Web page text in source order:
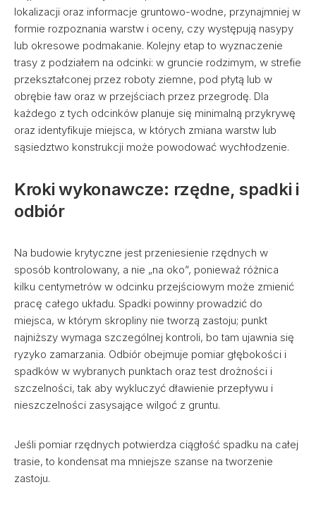
lokalizacji oraz informacje gruntowo-wodne, przynajmniej w
formie rozpoznania warstw i oceny, czy występują nasypy
lub okresowe podmakanie. Kolejny etap to wyznaczenie
trasy z podziałem na odcinki: w gruncie rodzimym, w strefie
przekształconej przez roboty ziemne, pod płytą lub w
obrębie ław oraz w przejściach przez przegrodę. Dla
każdego z tych odcinków planuje się minimalną przykrywę
oraz identyfikuje miejsca, w których zmiana warstw lub
sąsiedztwo konstrukcji może powodować wychłodzenie.
Kroki wykonawcze: rzędne, spadki i
odbiór
Na budowie krytyczne jest przeniesienie rzędnych w
sposób kontrolowany, a nie „na oko”, ponieważ różnica
kilku centymetrów w odcinku przejściowym może zmienić
pracę całego układu. Spadki powinny prowadzić do
miejsca, w którym skropliny nie tworzą zastoju; punkt
najniższy wymaga szczególnej kontroli, bo tam ujawnia się
ryzyko zamarzania. Odbiór obejmuje pomiar głębokości i
spadków w wybranych punktach oraz test drożności i
szczelności, tak aby wykluczyć dławienie przepływu i
nieszczelności zasysające wilgoć z gruntu.
Jeśli pomiar rzędnych potwierdza ciągłość spadku na całej
trasie, to kondensat ma mniejsze szanse na tworzenie
zastoju.